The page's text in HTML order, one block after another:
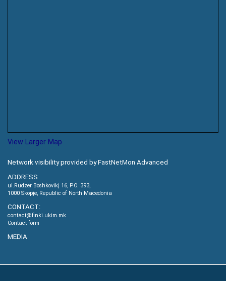
View Larger Map
Network visibility provided by FastNetMon Advanced
ADDRESS
ul.Rudzer Boshkovikj 16, P.O. 393,
1000 Skopje, Republic of North Macedonia
CONTACT:
contact@finki.ukim.mk
Contact form
MEDIA